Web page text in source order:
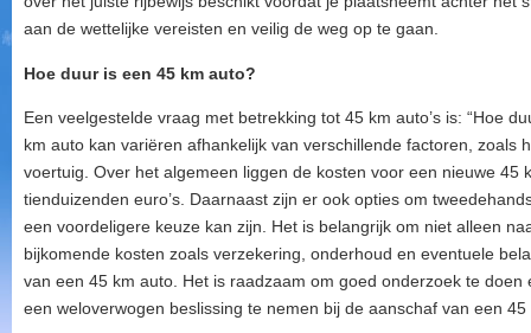
aan de wettelijke vereisten en veilig de weg op te gaan.
Hoe duur is een 45 km auto?
Een veelgestelde vraag met betrekking tot 45 km auto’s is: “Hoe
km auto kan variëren afhankelijk van verschillende factoren, zoals
voertuig. Over het algemeen liggen de kosten voor een nieuwe 45
tienduizenden euro’s. Daarnaast zijn er ook opties om
een voordeligere keuze kan zijn. Het is belangrijk om niet alleen
bijkomende kosten zoals verzekering, onderhoud en eventuele
van een 45 km auto. Het is raadzaam om goed onderzoek te
een weloverwogen beslissing te nemen bij de aanschaf van een 45